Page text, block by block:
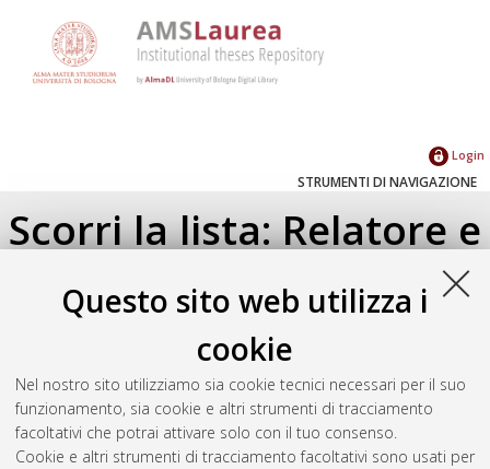
Questo sito web utilizza i
cookie
Nel nostro sito utilizziamo sia cookie tecnici necessari per il suo
funzionamento, sia cookie e altri strumenti di tracciamento
facoltativi che potrai attivare solo con il tuo consenso.
Cookie e altri strumenti di tracciamento facoltativi sono usati per
Login
STRUMENTI DI NAVIGAZIONE
Scorri la lista: Relatore e
Correlatore
Seleziona un valore dall'elenco sottostante.
2026(1)
2025(2)
2023 (1)